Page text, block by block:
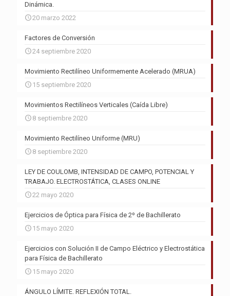
Dinámica.
20 marzo 2022
Factores de Conversión
24 septiembre 2020
Movimiento Rectilíneo Uniformemente Acelerado (MRUA)
15 septiembre 2020
Movimientos Rectilíneos Verticales (Caída Libre)
8 septiembre 2020
Movimiento Rectilíneo Uniforme (MRU)
8 septiembre 2020
LEY DE COULOMB, INTENSIDAD DE CAMPO, POTENCIAL Y
TRABAJO. ELECTROSTÁTICA, CLASES ONLINE
22 mayo 2020
Ejercicios de Óptica para Física de 2º de Bachillerato
15 mayo 2020
Ejercicios con Solución II de Campo Eléctrico y Electrostática
para Física de Bachillerato
15 mayo 2020
ÁNGULO LÍMITE. REFLEXIÓN TOTAL.